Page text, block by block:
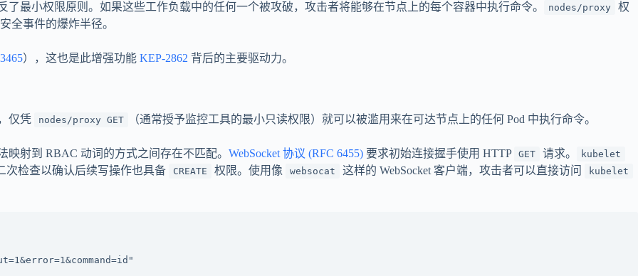
最小权限原则。如果这些工作负载中的任何一个被攻破，攻击者将能够在节点上的每个容器中执行命令。 nodes/proxy
权
全事件的爆炸半径。
），这也是此增强功能 KEP-2862 背后的主要驱动力。
仅凭 nodes/proxy GET （通常授予监控工具的最小只读权限）就可以被滥用来在可达节点上的任何 Pod 中执行命令。
映射到 RBAC 动词的方式之间存在不匹配。 WebSocket 协议 (RFC 6455) 要求初始连接握手使用 HTTP GET 请求。 kubelet
检查以确认后续写操作也具备 CREATE 权限。使用像 websocat 这样的 WebSocket 客户端，攻击者可以直接访问 kubelet